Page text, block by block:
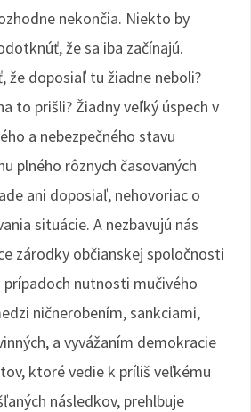
nekončia. Niekto by
že sa iba začínajú.
že doposiaľ tu žiadne neboli?
to prišli? Žiadny veľký úspech v
a nebezpečného stavu
plného rôznych časovaných
ani doposiaľ, nehovoriac o
situácie. A nezbavujú nás
zárodky občianskej spoločnosti
nutnosti mučivého
ničnerobením, sankciami,
a vyvážaním demokracie
ktoré vedie k príliš veľkému
následkov, prehlbuje